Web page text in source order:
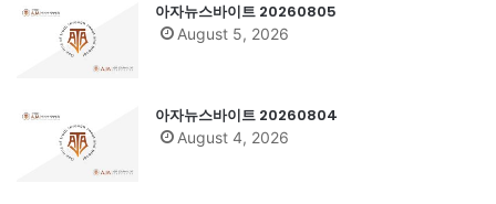
아자뉴스바이트 20260805
August 5, 2026
아자뉴스바이트 20260804
August 4, 2026